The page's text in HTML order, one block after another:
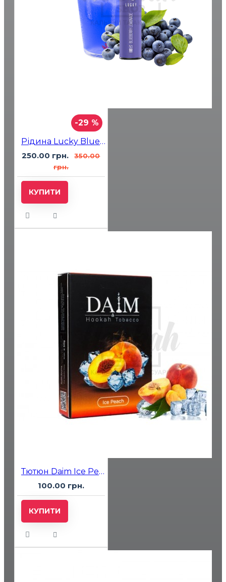
-29 %
Рідина Lucky Blueberry Lemonade (Черничний Лимонад) 30мл 5%
250.00 грн.
350.00
грн.
КУПИТИ
Тютюн Daim Ice Peach (лід персик) 50 гр
100.00 грн.
КУПИТИ